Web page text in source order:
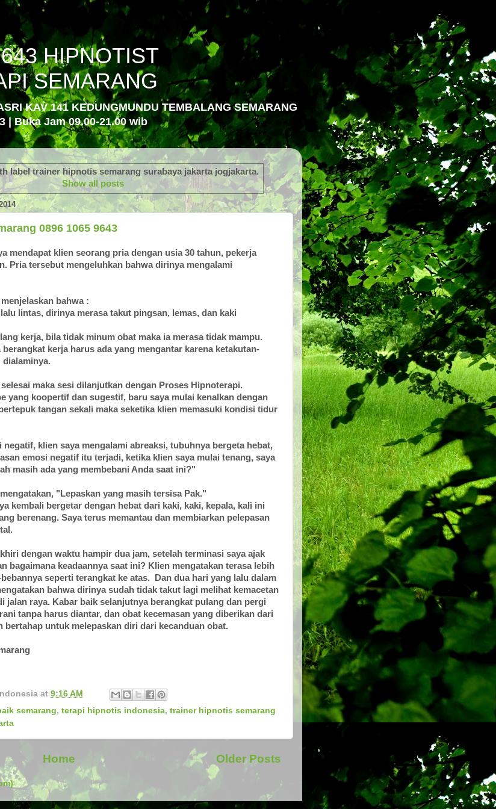
HIPNOTIST
SEMARANG
KAV 141 KEDUNGMUNDU TEMBALANG SEMARANG
| Buka Jam 09.00-21.00 wib
labeltrainer hipnotis semarang surabaya jakarta jogjakarta.
Show all posts
0896 1065 9643
mendapat klien seorang pria dengan usia 30 tahun, pekerja
Pria tersebut mengeluhkan bahwa dirinya mengalami
bahwa :
lintas, dirinya merasa takut pingsan, lemas, dan kaki
kerja, bila tidak minum obat maka ia merasa tidak mampu.
berangkat kerja harus ada yang mengantar karena ketakutan-
dialaminya.
maka sesi dilanjutkan dengan Proses Hipnoterapi.
yang koopertif dan sugestif, baru saya mulai kenalkan dengan
tangan sekali maka seketika klien memasuki kondisi tidur
negatif, klien saya mengalami abreaksi, tubuhnya bergeta hebat,
emosi negatif itu terjadi, ketika klien saya mulai tenang, saya
masih ada yang membebani Anda saat ini?"
"Lepaskan yang masih tersisa Pak."
kembali bergetar dengan hebat dari kaki, kaki, kepala, kali ini
berenang. Saya terus memantau dan membiarkan pelepasan
dengan waktu hampir dua jam, setelah terminasi saya ajak
bagaimana keadaannya saat ini? Klien mengatakan terasa lebih
seperti terangkat ke atas. Dan dua hari yang lalu dalam
bahwa dirinya sudah tidak takut lagi melihat kemacetan
jalan raya. Kabar baik selanjutnya berangkat pulang dan pergi
tanpa harus diantar, dan obat kecemasan yang diberikan dari
bertahap untuk melepaskan diri dari kecanduan obat.
at 9:16 AM
semarang, terapi hipnotis indonesia, trainer hipnotis semarang
Older Posts
Home